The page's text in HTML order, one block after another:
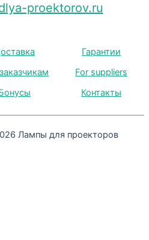
proektorov.ru
Гарантии
For suppliers
Контакты
Лампы для проекторов